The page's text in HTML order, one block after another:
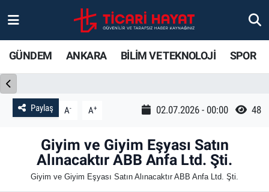
GÜNDEM ANKARA BİLİM VE TEKNOLOJİ SPOR
Paylaş A- A+ 02.07.2026 - 00:00 48
Giyim ve Giyim Eşyası Satın
Alınacaktır ABB Anfa Ltd. Şti.
Giyim ve Giyim Eşyası Satın Alınacaktır ABB Anfa Ltd. Şti.
Ankara
Bilim ve Teknoloji
Spor
Ticari Hayat
Ankara Hava Durumu
Ankara Trafik Yoğunluk Haritası
Süper Lig Puan Durumu ve Fikstür
Tüm Manşetler